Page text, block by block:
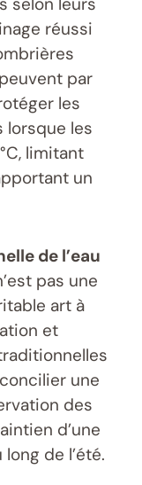
réussi
par
les
lorsque les
limitant
un
de l’eau
pas une
art à
et
une
des
d’une
de l’été.